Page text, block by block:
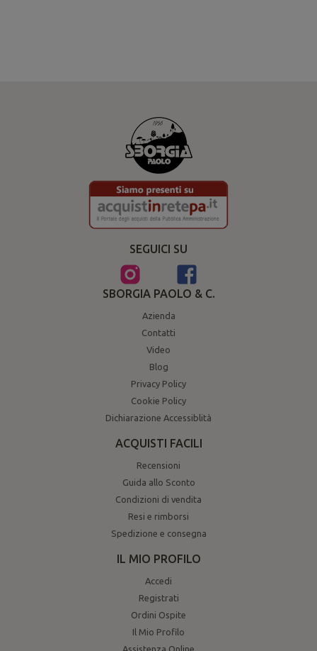
SEGUICI SU
SBORGIA PAOLO & C.
Azienda
Contatti
Video
Blog
Privacy Policy
Cookie Policy
Dichiarazione Accessiblità
ACQUISTI FACILI
Recensioni
Guida allo Sconto
Condizioni di vendita
Resi e rimborsi
Spedizione e consegna
IL MIO PROFILO
Accedi
Registrati
Ordini Ospite
Il Mio Profilo
Assistenza Online